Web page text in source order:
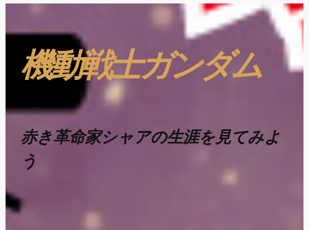
機動戦士ガンダム
赤き革命家シャアの生涯を見てみよ
う